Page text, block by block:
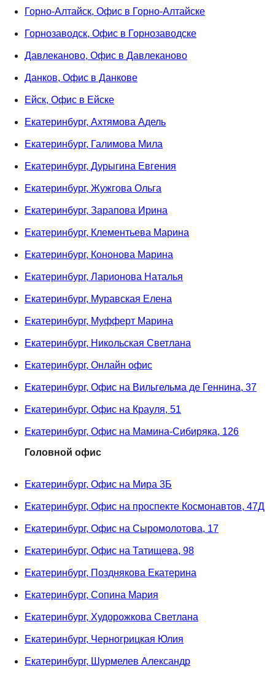
Горно-Алтайск, Офис в Горно-Алтайске
Горнозаводск, Офис в Горнозаводске
Давлеканово, Офис в Давлеканово
Данков, Офис в Данкове
Ейск, Офис в Ейске
Екатеринбург, Ахтямова Адель
Екатеринбург, Галимова Мила
Екатеринбург, Дурыгина Евгения
Екатеринбург, Жужгова Ольга
Екатеринбург, Зарапова Ирина
Екатеринбург, Клементьева Марина
Екатеринбург, Кононова Марина
Екатеринбург, Ларионова Наталья
Екатеринбург, Муравская Елена
Екатеринбург, Муфферт Марина
Екатеринбург, Никольская Светлана
Екатеринбург, Онлайн офис
Екатеринбург, Офис на Вильгельма де Геннина, 37
Екатеринбург, Офис на Крауля, 51
Екатеринбург, Офис на Мамина-Сибиряка, 126
Головной офис
Екатеринбург, Офис на Мира 3Б
Екатеринбург, Офис на проспекте Космонавтов, 47Д
Екатеринбург, Офис на Сыромолотова, 17
Екатеринбург, Офис на Татищева, 98
Екатеринбург, Позднякова Екатерина
Екатеринбург, Сопина Мария
Екатеринбург, Худорожкова Светлана
Екатеринбург, Черногрицкая Юлия
Екатеринбург, Шурмелев Александр